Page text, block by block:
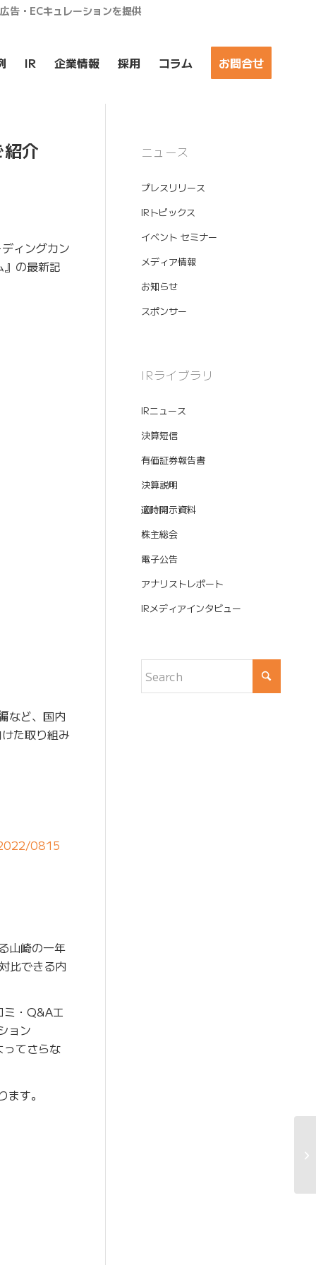
告・ECキュレーションを提供
IR 企業情報 採用 コラム お問合せ
介
ィングカン
の最新記
など、国内
た取り組み
0815
山崎の一年
比できる内
ミ・Q&Aエ
ョン
ってさらな
す。
ニュース
プレスリリース
IRトピックス
イベント セミナー
メディア情報
お知らせ
スポンサー
IRライブラリ
IRニュース
決算短信
有価証券報告書
決算説明
適時開示資料
株主総会
電子公告
アナリストレポート
IRメディアインタビュー